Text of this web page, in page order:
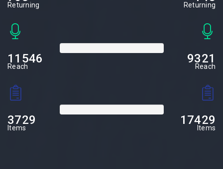
Returning Returning
11546
Reach
9321
Reach
3729
Items
17429
Items